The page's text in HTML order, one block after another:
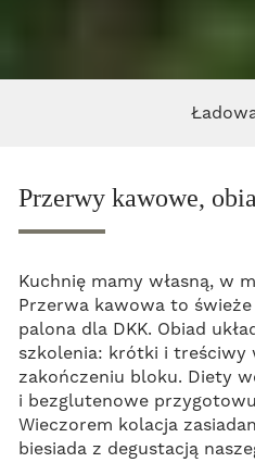
Przerwy kawowe,
Kuchnię mamy własną, w
Przerwa kawowa to
palona dla DKK. Obiad
szkolenia: krótki i treściwy
zakończeniu bloku. Diety
i bezglutenowe
Wieczorem kolacja
biesiada z degustacją